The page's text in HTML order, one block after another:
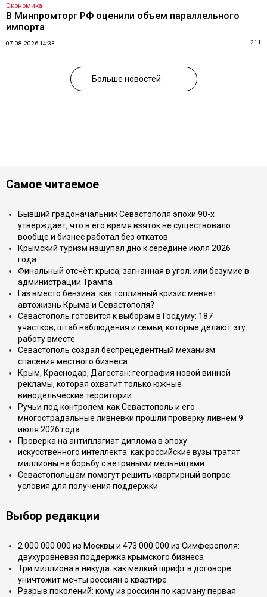
Экономика
В Минпромторг РФ оценили объем параллельного
импорта
07.08.2026 14:33 211
Больше новостей
Самое читаемое
Бывший градоначальник Севастополя эпохи 90-х
утверждает, что в его время взяток не существовало
вообще и бизнес работал без откатов
Крымский туризм нащупал дно к середине июля 2026
года
Финальный отсчёт: крыса, загнанная в угол, или безумие в
администрации Трампа
Газ вместо бензина: как топливный кризис меняет
автожизнь Крыма и Севастополя?
Севастополь готовится к выборам в Госдуму: 187
участков, штаб наблюдения и семьи, которые делают эту
работу вместе
Севастополь создал беспрецедентный механизм
спасения местного бизнеса
Крым, Краснодар, Дагестан: география новой винной
рекламы, которая охватит только южные
винодельческие территории
Ручьи под контролем: как Севастополь и его
многострадальные ливнёвки прошли проверку ливнем 9
июля 2026 года
Проверка на антиплагиат диплома в эпоху
искусственного интеллекта: как российские вузы тратят
миллионы на борьбу с ветряными мельницами
Севастопольцам помогут решить квартирный вопрос:
условия для получения поддержки
Выбор редакции
2 000 000 000 из Москвы и 473 000 000 из Симферополя:
двухуровневая поддержка крымского бизнеса
Три миллиона в никуда: как мелкий шрифт в договоре
уничтожит мечты россиян о квартире
Разрыв поколений: кому из россиян по карману первая